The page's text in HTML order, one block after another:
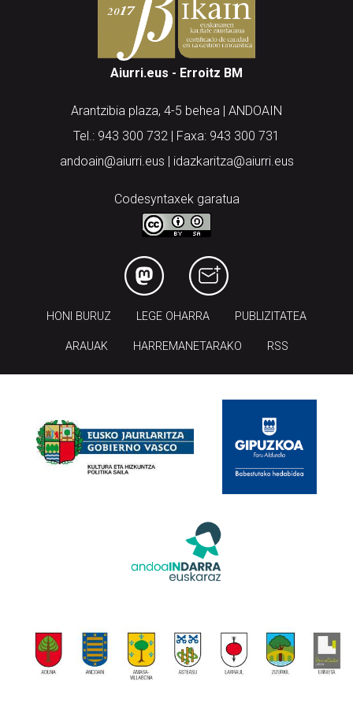
Aiurri.eus - Erroitz BM
Arantzibia plaza, 4-5 behea | ANDOAIN
Tel.: 943 300 732 | Faxa: 943 300 731
andoain@aiurri.eus | idazkaritza@aiurri.eus
Codesyntaxek garatua
HONI BURUZ LEGE OHARRA PUBLIZITATEA
ARAUAK HARREMANETARAKO RSS